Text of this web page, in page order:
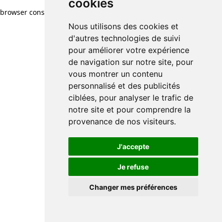
cookies
Nous utilisons des cookies et
d'autres technologies de suivi
pour améliorer votre expérience
de navigation sur notre site, pour
vous montrer un contenu
personnalisé et des publicités
ciblées, pour analyser le trafic de
notre site et pour comprendre la
provenance de nos visiteurs.
J'accepte
Je refuse
Changer mes préférences
browser console for more information)